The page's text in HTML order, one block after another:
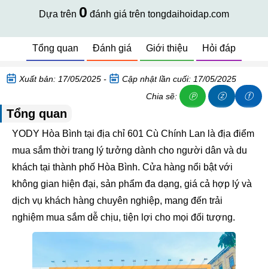
Dựa trên 0 đánh giá trên tongdaihoidap.com
Tổng quan Đánh giá Giới thiệu Hỏi đáp
Xuất bản: 17/05/2025 -
Cập nhật lần cuối: 17/05/2025
Chia sẽ:
Ⓟ ⓩ ⓕ
Tổng quan
YODY Hòa Bình tại địa chỉ 601 Cù Chính Lan là địa điểm
mua sắm thời trang lý tưởng dành cho người dân và du
khách tại thành phố Hòa Bình. Cửa hàng nổi bật với
không gian hiện đại, sản phẩm đa dạng, giá cả hợp lý và
dịch vụ khách hàng chuyên nghiệp, mang đến trải
nghiệm mua sắm dễ chịu, tiện lợi cho mọi đối tượng.